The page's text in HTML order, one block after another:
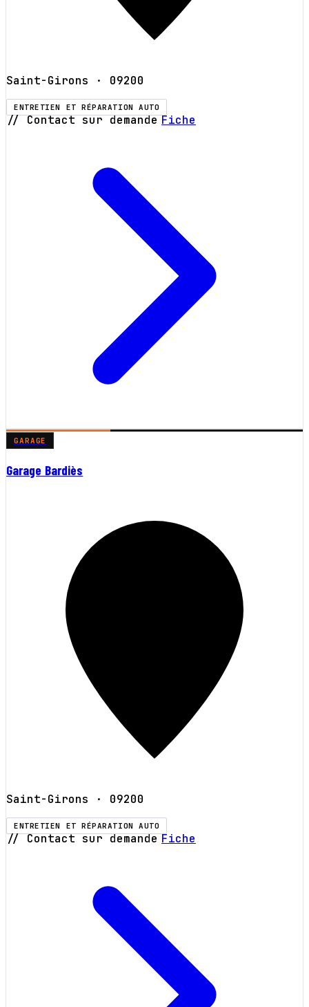
Saint-Girons · 09200
ENTRETIEN ET RÉPARATION AUTO
// Contact sur demande Fiche
GARAGE
Garage Bardiès
Saint-Girons · 09200
ENTRETIEN ET RÉPARATION AUTO
// Contact sur demande Fiche